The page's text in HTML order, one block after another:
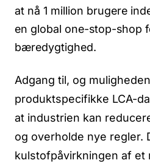
at nå 1 million brugere
en global one-stop-shop
bæredygtighed.
Adgang til, og
produktspecifikke LCA-
at industrien kan
og overholde nye regler.
kulstofpåvirkningen af et